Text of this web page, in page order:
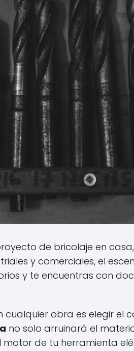
de bricolaje en
y comerciales, el
y te encuentras con
cualquier obra es elegir el
no solo arruinará el
de tu herramienta